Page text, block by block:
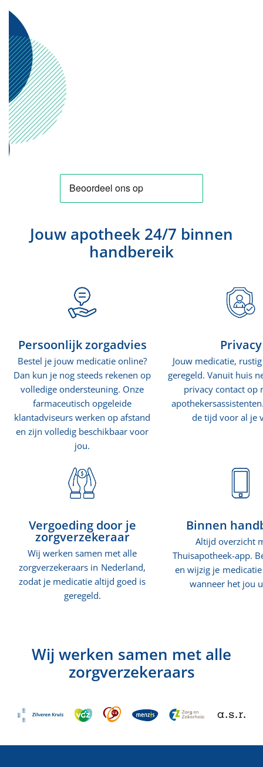
Jouw apotheek 24/7 binnen
handbereik
Persoonlijk zorgadvies
Bestel je jouw medicatie online?
Dan kun je nog steeds rekenen op
volledige ondersteuning. Onze
farmaceutisch opgeleide
klantadviseurs werken op afstand
en zijn volledig beschikbaar voor
jou.
Privacy
Jouw medicatie,
geregeld. Vanuit huis
privacy contact op
de tijd voor al je
Vergoeding door je
zorgverzekeraar
Wij werken samen met alle
zorgverzekeraars in Nederland,
zodat je medicatie altijd goed is
geregeld.
Binnen
Altijd overzicht
Thuisapotheek-app.
en wijzig je
wanneer het jou
Wij werken samen met alle
zorgverzekeraars